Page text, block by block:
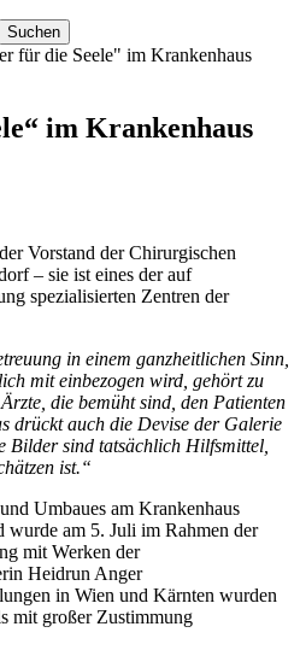
für die Seele" im Krankenhaus
im Krankenhaus
Vorstand der Chirurgischen
– sie ist eines der auf
spezialisierten Zentren der
in einem ganzheitlichen Sinn,
mit einbezogen wird, gehört zu
die bemüht sind, den Patienten
drückt auch die Devise der Galerie
Bilder sind tatsächlich Hilfsmittel,
ist.“
Umbaues am Krankenhaus
am 5. Juli im Rahmen der
mit Werken der
Heidrun Anger
in Wien und Kärnten wurden
mit großer Zustimmung